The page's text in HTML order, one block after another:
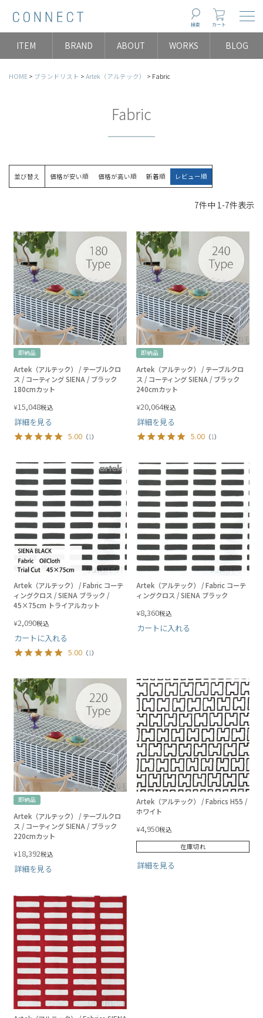
検索 カート
ITEM BRAND ABOUT WORKS BLOG
HOME ブランドリスト Artek（アルテック） Fabric
Fabric
並び替え 価格が安い順 価格が高い順 新着順 レビュー順
7件中 1 -7件表示
即納品
Artek（アルテック） / テーブルクロ
ス / コーティング SIENA / ブラック
180cmカット
¥15,048税込
詳細を見る
5.00 （1）
即納品
Artek（アルテック） / テーブルクロ
ス / コーティング SIENA / ブラック
240cmカット
¥20,064税込
詳細を見る
5.00 （1）
Artek（アルテック） / Fabric コーテ
ィングクロス / SIENA ブラック /
45×75cm トライアルカット
¥2,090税込
カートに入れる
5.00 （1）
Artek（アルテック） / Fabric コーテ
ィングクロス / SIENA ブラック
¥8,360税込
カートに入れる
即納品
Artek（アルテック） / テーブルクロ
ス / コーティング SIENA / ブラック
220cmカット
¥18,392税込
詳細を見る
Artek（アルテック） / Fabrics H55 /
ホワイト
¥4,950税込
在庫切れ
詳細を見る